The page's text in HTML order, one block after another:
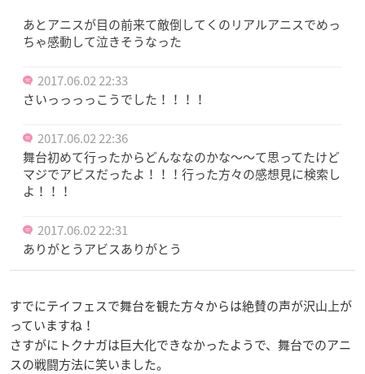
あとアニスが目の前来て敵倒してくのリアルアニスでめっ
ちゃ感動して泣きそうなった
2017.06.02 22:33
さいっっっっこうでした！！！！
2017.06.02 22:36
舞台初めて行ったからどんななのかな〜〜て思ってたけど
マジでアビスだったよ！！！行った方々の感想見に検索し
よ！！！
2017.06.02 22:31
ありがとうアビスありがとう
すでにテイフェスで舞台を観た方々からは絶賛の声が沢山上が
っていますね！
さすがにトクナガは巨大化できなかったようで、舞台でのアニ
スの戦闘方法に笑いました。